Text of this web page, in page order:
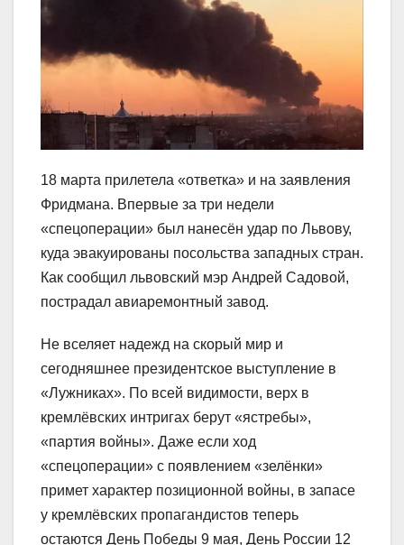
18 марта прилетела «ответка» и на заявления
Фридмана. Впервые за три недели
«спецоперации» был нанесён удар по Львову,
куда эвакуированы посольства западных стран.
Как сообщил львовский мэр Андрей Садовой,
пострадал авиаремонтный завод.
Не вселяет надежд на скорый мир и
сегодняшнее президентское выступление в
«Лужниках». По всей видимости, верх в
кремлёвских интригах берут «ястребы»,
«партия войны». Даже если ход
«спецоперации» с появлением «зелёнки»
примет характер позиционной войны, в запасе
у кремлёвских пропагандистов теперь
остаются День Победы 9 мая, День России 12